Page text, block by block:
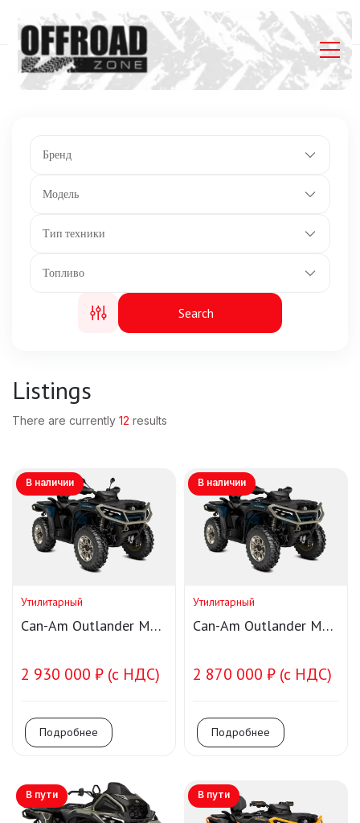
Главная Listings Мощность: 101 л.с.
Бренд
Модель
Тип техники
Топливо
Search
Listings
There are currently 12 results
В наличии
Утилитарный
Can-Am Outlander MAX
2 930 000 ₽ (с НДС)
Подробнее
В наличии
Утилитарный
Can-Am Outlander MAX
2 870 000 ₽ (с НДС)
Подробнее
В пути В пути